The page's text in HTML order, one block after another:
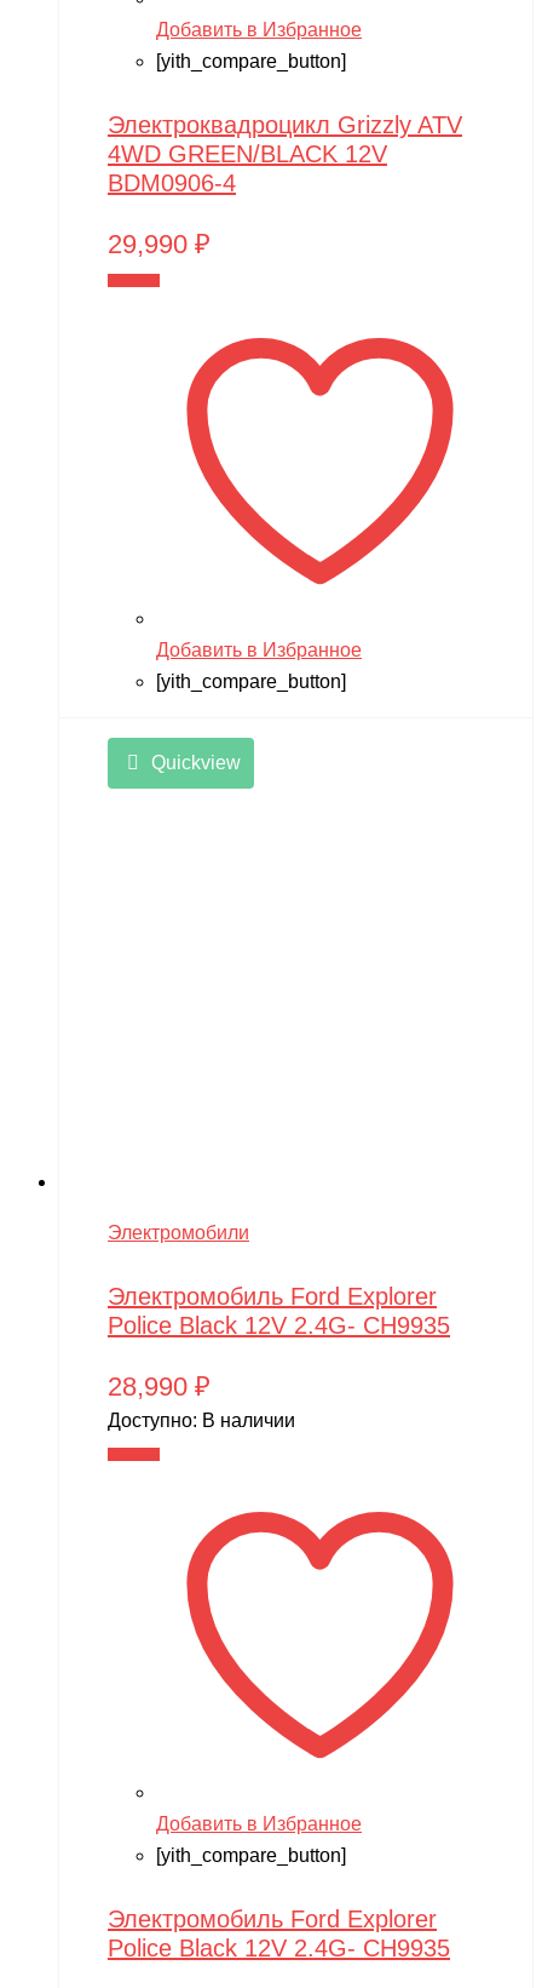
Добавить в Избранное
[yith_compare_button]
Электроквадроцикл Grizzly ATV
4WD GREEN/BLACK 12V
BDM0906-4
29,990 ₽
Добавить в Избранное
[yith_compare_button]
Quickview
Электромобили
Электромобиль Ford Explorer
Police Black 12V 2.4G- CH9935
28,990 ₽
Доступно: В наличии
Добавить в Избранное
[yith_compare_button]
Электромобиль Ford Explorer
Police Black 12V 2.4G- CH9935